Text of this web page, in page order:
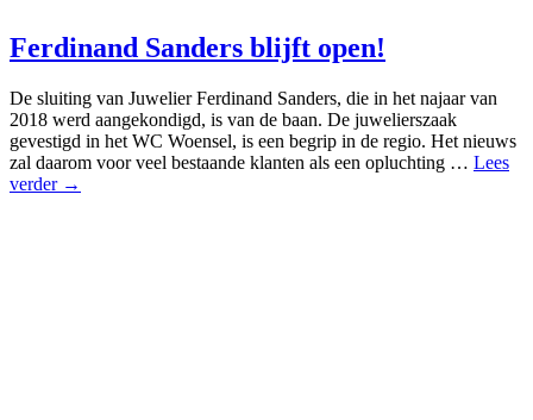
Ferdinand Sanders blijft open!
De sluiting van Juwelier Ferdinand Sanders, die in het najaar van
2018 werd aangekondigd, is van de baan. De juwelierszaak
gevestigd in het WC Woensel, is een begrip in de regio. Het nieuws
zal daarom voor veel bestaande klanten als een opluchting … Lees
verder →